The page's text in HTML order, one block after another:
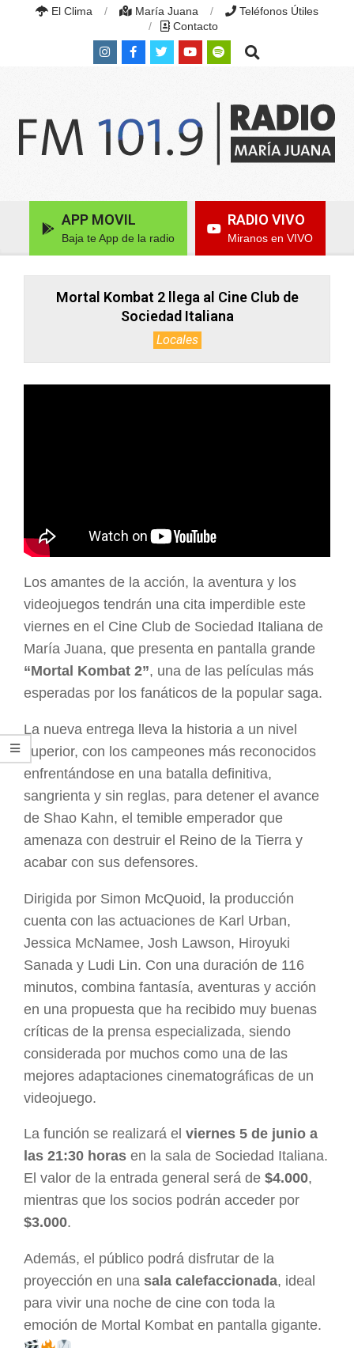
El Clima María Juana
Teléfonos Útiles
Contacto
Search
JUANA
FM
ARGENTINA
Navigation APP MOVIL
Baja te App de la radio
RADIO VIVO
Miranos en VIVO
Mortal Kombat 2 llega al Cine Club de
Sociedad Italiana
Locales
Los amantes de la acción, la aventura y los
videojuegos tendrán una cita imperdible este
viernes en el Cine Club de Sociedad Italiana de
María Juana, que presenta en pantalla grande
“Mortal Kombat 2”, una de las películas más
esperadas por los fanáticos de la popular saga.
La nueva entrega lleva la historia a un nivel
superior, con los campeones más reconocidos
enfrentándose en una batalla definitiva,
sangrienta y sin reglas, para detener el avance
de Shao Kahn, el temible emperador que
amenaza con destruir el Reino de la Tierra y
acabar con sus defensores.
Dirigida por Simon McQuoid, la producción
cuenta con las actuaciones de Karl Urban,
Jessica McNamee, Josh Lawson, Hiroyuki
Sanada y Ludi Lin. Con una duración de 116
minutos, combina fantasía, aventuras y acción
en una propuesta que ha recibido muy buenas
críticas de la prensa especializada, siendo
considerada por muchos como una de las
mejores adaptaciones cinematográficas de un
videojuego.
La función se realizará el viernes 5 de junio a
las 21:30 horas en la sala de Sociedad Italiana.
El valor de la entrada general será de $4.000,
mientras que los socios podrán acceder por
$3.000.
Además, el público podrá disfrutar de la
proyección en una sala calefaccionada, ideal
para vivir una noche de cine con toda la
emoción de Mortal Kombat en pantalla gigante.